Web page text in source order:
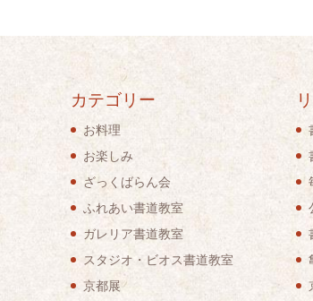
カテゴリー
お料理
お楽しみ
ざっくばらん会
ふれあい書道教室
ガレリア書道教室
スタジオ・ビオス書道教室
京都展